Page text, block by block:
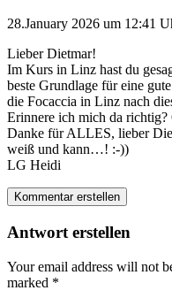
28.January 2026 um 12:41
Lieber Dietmar!
Im Kurs in Linz hast du
beste Grundlage für eine
die Focaccia in Linz nach
Erinnere ich mich da richtig?
Danke für ALLES, lieber
weiß und kann…! :-))
LG Heidi
Kommentar erstellen
Antwort erstellen
Your email address will not
marked *